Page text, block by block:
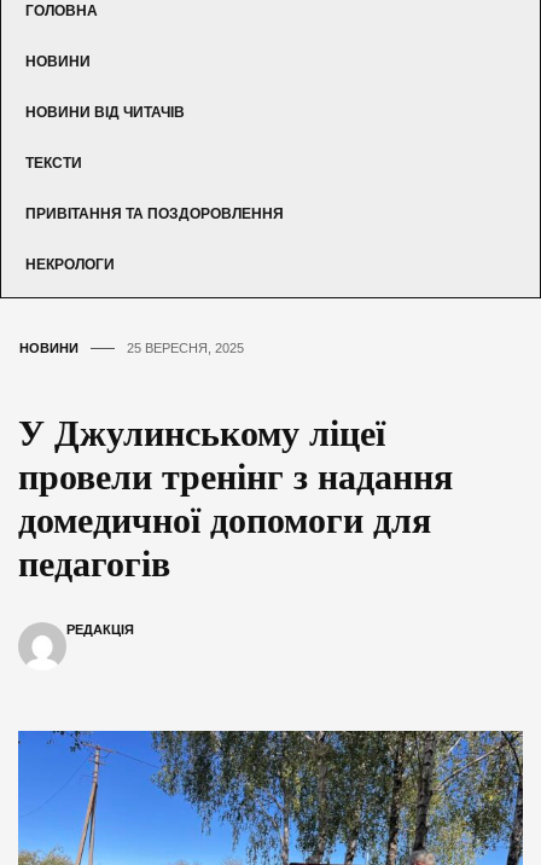
ГОЛОВНА
НОВИНИ
НОВИНИ ВІД ЧИТАЧІВ
ТЕКСТИ
ПРИВІТАННЯ ТА ПОЗДОРОВЛЕННЯ
НЕКРОЛОГИ
НОВИНИ 25 ВЕРЕСНЯ, 2025
У Джулинському ліцеї
провели тренінг з надання
домедичної допомоги для
педагогів
РЕДАКЦІЯ